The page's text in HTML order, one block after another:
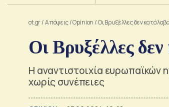
ot.gr/Απόψεις/Opinion /Οι Βρυξέλλες δεν
Οι Βρυξέλλες
Η αναντιστοιχία ευρωπαϊκών
χωρίς συνέπειες